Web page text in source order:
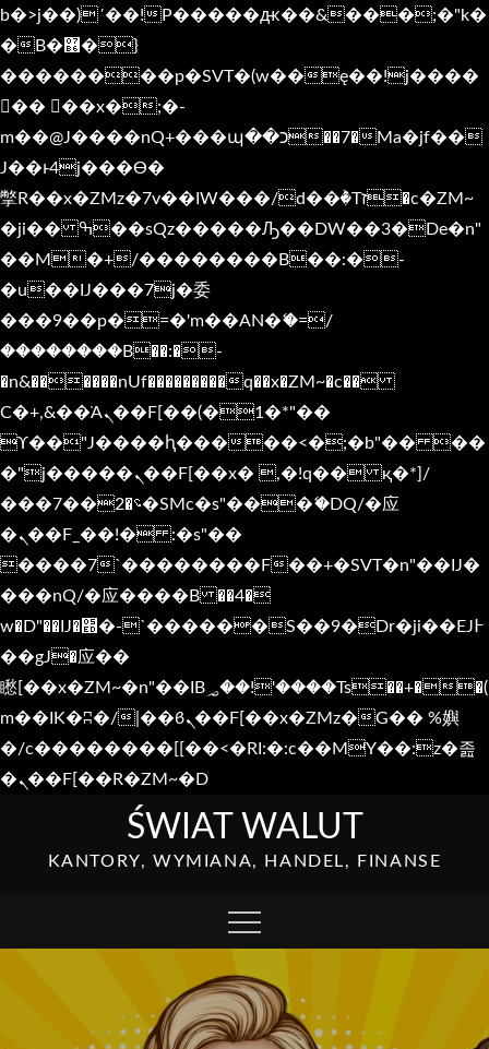
b�>j��)΄��!P�����ԫ��&���;�"k�
�B�޶�}
��������p�SVT�(w��ę��!j����
�� ��x�;�-
m��@J����nQ+���պ��כ��7�Ma�jf��
J��ͱ4j���Ѳ�
撆R��x�ZMz�7v��IW���/d��ٞ�Тז�c�ZM~
�ji�� ߒ��sQz�����Ԡ��DW��3�De�n"
��M�+/��������B��:�-
�u��IJ���7j�委
���9��p�=�'m��AN�ޭ�=/
��������B��:�-
�n&������nUf���������q��x�ZM~�c��
Ϲ�+,&��Ὰܢ��F[��(�1�*"��
ϒ��"J����ԧ�����<�;�b"�� ��
�"j�����ܢ��F[��x� ,�!q�� қ�*]/
���؝�2��7�SMc�s"���ޭ�DQ/�应
�ܢ��F_��!� :�s"��
����7`��������F��+�SVT�n"��IJ�
���nQ/�应����B ��4�
w�D"��IJ�׭�-`������S��9�Dr�ji��EJ߅
��gJ�应��
矁[��x�ZM~�n"��IB؃��!'����Тѕ��+��(
m��IK�ʭ�/|��ϐܢ��F[��x�ZMz�G�� %嬩
�/c��������[[��<�RI:�:c��MΎ��:z�졾
�ܢ��F[��R�ZM~�D
content
ŚWIAT WALUT
KANTORY, WYMIANA, HANDEL, FINANSE